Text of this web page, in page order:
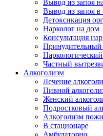
Вывод из запоя
Вывод из запоя в
Детоксикация
Нарколог на дом
Консультация
Принудительный
Частный
Алкоголизм
Лечение
Пивной
Женский
Подростковый
Алкоголизм
В стационаре
Амбулаторно